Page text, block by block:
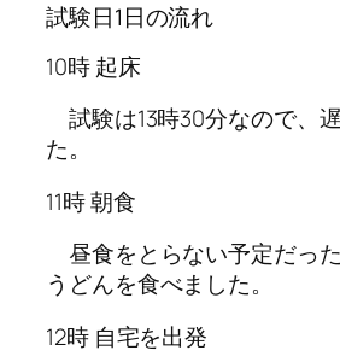
試験日1日の流れ
10時 起床
試験は13時30分なので、
た。
11時 朝食
昼食をとらない予定だっ
うどんを食べました。
12時 自宅を出発